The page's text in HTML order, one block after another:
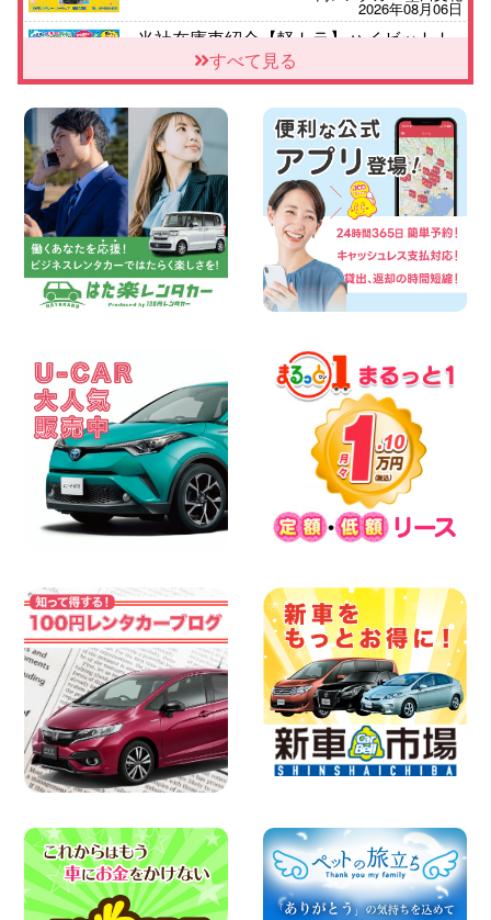
2026年08月06日
当社在庫車紹介【軽トラ】ハイゼットト
ラック 神奈川県 横浜旭南本宿町店
100円レンタカー 横浜旭南本宿町
2026年08月06日
横浜弥生台店限定!!夏季特別キャンペーン
のお知らせ!! 神奈川県 横浜弥生台店
100円レンタカー 横浜弥生台
2026年08月06日
ハイエースワゴンGL!!クルーズコントロ
ールが付いている〜!! 福島県 福島笹木野
店
100円レンタカー 福島笹木野
2026年08月05日
★S660 作業紹介★ 三重県 四日市インタ
※※超格安日額5,800円※※荷物運びに最適
の軽バンのレンタカー!! 出雲ドーム前店
島根県 出雲ドーム前店
100円レンタカー 出雲ドーム前
2026年08月05日
三河安城店 人気のハイブリッドレンタカ
ー♪新型プリウスご予約受付中です! 愛知
県 三河安城店
人気のスペイドワゴン ライトブルーで登
場です! 東京都 羽田空港店
100円レンタカー 羽田空港
2026年08月04日
【カーシェアのレンタカーが2台になりま
した!】 岐阜県 各務原那加店
100円レンタカー 各務原那加
2026年08月04日
お引越しに便利で最適!(禁煙車両) 香川県
坂出川津店
8月 お盆休みのお知らせ 広島県 ベイシテ
ィ宇品店
100円レンタカー ベイシティ宇品
2026年08月03日
すべて見る